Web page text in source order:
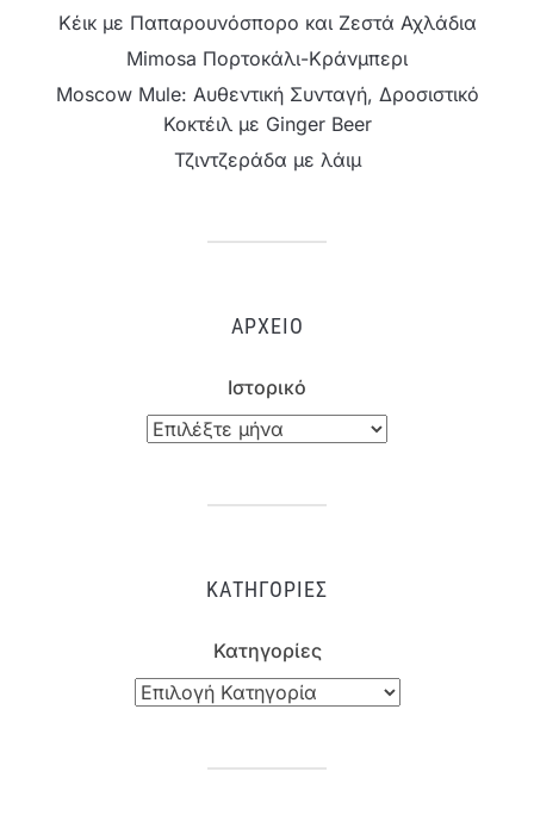
Κέικ με Παπαρουνόσπορο και Ζεστά Αχλάδια
Mimosa Πορτοκάλι-Κράνμπερι
Moscow Mule: Αυθεντική Συνταγή, Δροσιστικό
Κοκτέιλ με Ginger Beer
Τζιντζεράδα με λάιμ
ΑΡΧΕΊΟ
Ιστορικό
ΚΑΤΗΓΟΡΊΕΣ
Κατηγορίες